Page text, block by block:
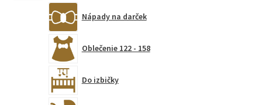
Nápady na darček
Oblečenie 122 - 158
Do izbičky